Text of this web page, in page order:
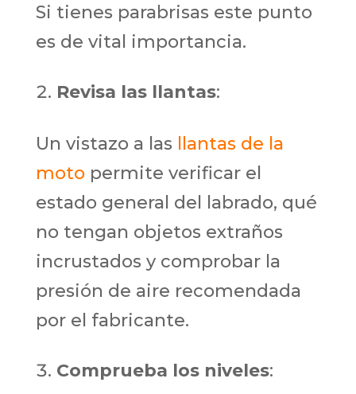
Si tienes parabrisas este punto
es de vital importancia.
Revisa las llantas:
Un vistazo a las llantas de la
moto permite verificar el
estado general del labrado, qué
no tengan objetos extraños
incrustados y comprobar la
presión de aire recomendada
por el fabricante.
Comprueba los niveles: